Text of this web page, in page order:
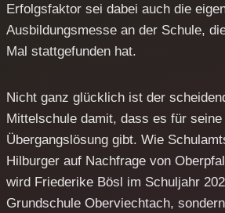
Erfolgsfaktor sei dabei auch die
Ausbildungsmesse an der Schule,
Mal stattgefunden hat.
Nicht ganz glücklich ist der
Mittelschule damit, dass es für
Übergangslösung gibt. Wie
Hilburger auf Nachfrage von
wird Friederike Bösl im Schuljahr
Grundschule Oberviechtach,